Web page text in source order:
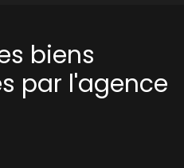
biens
par l'agence